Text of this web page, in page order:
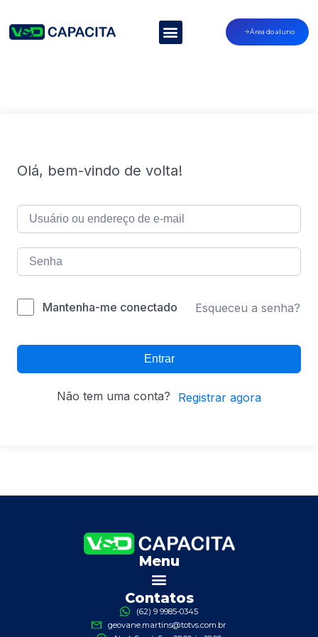
Área do aluno
Olá, bem-vindo de volta!
Mantenha-me conectado Esqueceu a senha?
Entrar
Não tem uma conta? Registrar agora
Menu
Contatos
(62) 9 9985-0345
geovane.martins@totvs.com.br